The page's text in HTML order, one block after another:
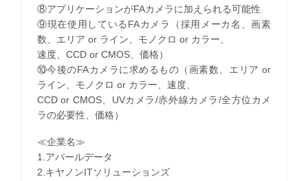
⑧アプリケーションがFAカメラに加えられる可能性
⑨現在使用しているFAカメラ（採用メーカ名、画素
数、エリア or ライン、モノクロ or カラー、
速度、CCD or CMOS、価格）
⑩今後のFAカメラに求めるもの（画素数、エリア or
ライン、モノクロ or カラー、速度、
CCD or CMOS、UVカメラ/赤外線カメラ/全方位カメ
ラの必要性、価格）
≪企業名≫
1.アバールデータ
2.キヤノンITソリューションズ